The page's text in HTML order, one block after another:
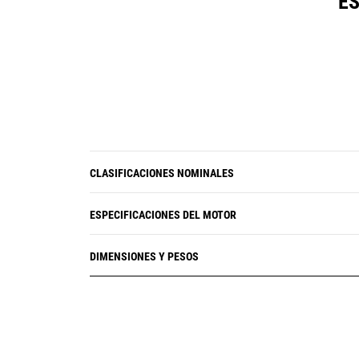
CLASIFICACIONES NOMINALES
ESPECIFICACIONES DEL MOTOR
DIMENSIONES Y PESOS